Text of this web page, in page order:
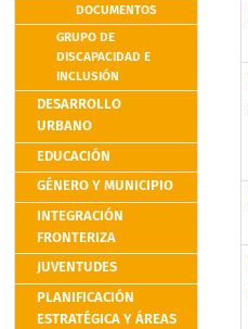
DOCUMENTOS
GRUPO DE
DISCAPACIDAD E
INCLUSIÓN
DESARROLLO
URBANO
EDUCACIÓN
GÉNERO Y MUNICIPIO
INTEGRACIÓN
FRONTERIZA
JUVENTUDES
PLANIFICACIÓN
ESTRATÉGICA Y ÁREAS